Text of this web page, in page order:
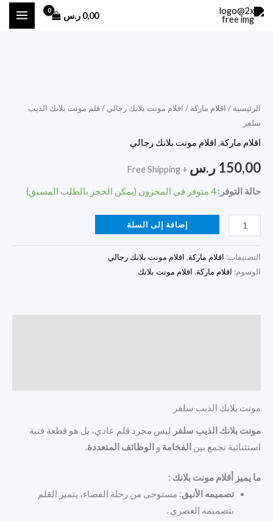
تخطي
0,00 ر.س
الرئيسية / اقلام ماركة / اقلام مونت بلانك رجالي / قلم مونت بلانك الذيب
سلفر
اقلام ماركة, اقلام مونت بلانك رجالي
150,00 ر.س + Free Shipping
حالة التوفر: 4 متوفر في المخزون (يمكن الحجز بالطلب المسبق)
مونت
بلانك
الذيب
إضافة إلى السلة
التصنيفات: اقلام ماركة, اقلام مونت بلانك رجالي
الوسوم: اقلام ماركة, اقلام مونت بلانك
مونت بلانك الذيب سلفر
مونت بلانك الذيب سلفر ليس مجرد قلم عادي، بل هو قطعة فنية
استثنائية تجمع بين الفخامة و الوظائف المتعددة.
ما يميز أقلام مونت بلانك :
تصميمه الأنيق: مستوحى من رحلة الفضاء، يتميز القلم
بتصميمه العصري .